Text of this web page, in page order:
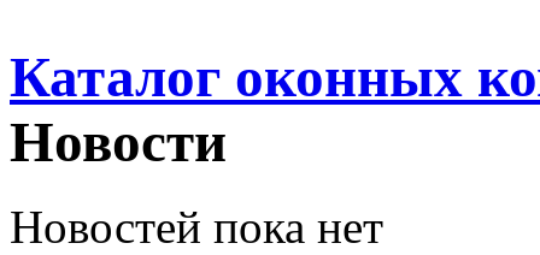
Каталог оконных
Новости
Новостей пока нет